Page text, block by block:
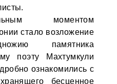
моментом
стало возложение
памятника
поэту Махтумкули
ознакомились с
бесценное